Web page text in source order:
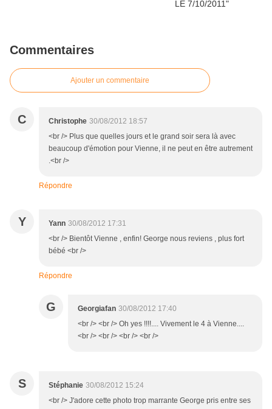
Commentaires
Ajouter un commentaire
C Christophe 30/08/2012 18:57
<br /> Plus que quelles jours et le grand soir sera là avec
beaucoup d'émotion pour Vienne, il ne peut en être autrement
.<br />
Répondre
Y Yann 30/08/2012 17:31
<br /> Bientôt Vienne , enfin! George nous reviens , plus fort
bébé <br />
Répondre
G Georgiafan 30/08/2012 17:40
<br /> <br /> Oh yes !!!!.... Vivement le 4 à Vienne....
<br /> <br /> <br /> <br />
S Stéphanie 30/08/2012 15:24
<br /> J'adore cette photo trop marrante George pris entre ses